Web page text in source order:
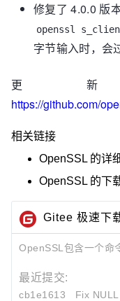
修复了 4.0.0 版
openssl
字节输入时，会
更
https://github.com/
相关链接
OpenSSL 的详
OpenSSL 的下
Gitee 极速下
OpenSSL包含一个命
最近提交:
cb1e1613 Fix